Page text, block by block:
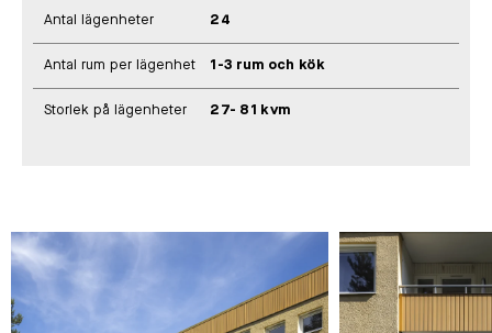
Antal lägenheter 24
Antal rum per lägenhet 1-3 rum och kök
Storlek på lägenheter 27- 81 kvm